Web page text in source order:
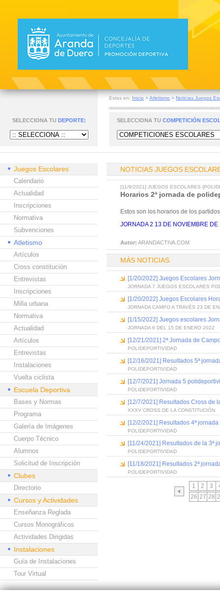
Estas en: Inicio >Atletismo > Noticias Juegos
SELECCIONA TU DEPORTE: SELECCIONA TU COMPETICIÓN
Juegos Escolares
Calendario
Actualidad
Inscripciones
Normativa
Subvenciones
Atletismo
Artículos
Cross constitución
Entrevistas
Inscripciones
Milla urbana
Normativa
Actualidad
Artículos
Entrevistas
Instalaciones
Vuelta ciclista
Escuela Deportiva
Bases y Normas
Programa
Galería de Imágenes
Cuerpo Técnico
Alumnos
Solicitud de Inscripción
Clubes
Directorio
Cursos y Actividades
Enseñanza Reglada
Cursos Monográficos
Actividades Dirigidas
Instalaciones
Guía de Instalaciones
Tour Virtual
NOTICIAS JUEGOS
[11/9/2021] JUEGOS ESCOLARES
Horarios 2ª jornada de
Estos son los horarios de los
JORNADA 2 13 DE NOVIEMBRE DE
Autor: ARANDACTIVA.COM
MÁS NOTICIAS
[1/20/2022] Juegos Escolares
JORNADA 7 JUEGOS ESCOLARES
[1/20/2022] Juegos Escolares
JORNADA CAMPO A TRAVÉS 23 DE
[1/15/2022] Juegos escolares
JORNADA 6 DEL 15 DE ENERO 2022
[12/21/2021] 2ª Jornada de
POLIDEPORTIVIDAD
[12/16/2021] Resultados 5ª
POLIDEPORTIVIDAD
[12/7/2021] Jornada 5
POLIDEPORTIVIDAD
[12/7/2021] Resultados Cross de
XXXV CROSS DE LA CONSTITUCIÓN
[12/2/2021] Resultados 4ª jornada
POLIDEPORTIVIDAD
[11/24/2021] Resultados de la 3ª
POLIDEPORTIVIDAD
[11/18/2021] Resultados 2ª
POLIDEPORTIVIDAD
1 2 3
26 27 28